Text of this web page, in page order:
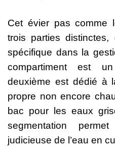
Cet évier pas comme
trois parties
spécifique dans la
compartiment est
deuxième est dédié à
propre non encore
bac pour les eaux
segmentation
judicieuse de l’eau en